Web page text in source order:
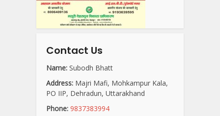
Contact Us
Name: Subodh Bhatt
Address: Majri Mafi, Mohkampur Kala,
PO IIP, Dehradun, Uttarakhand
Phone: 9837383994